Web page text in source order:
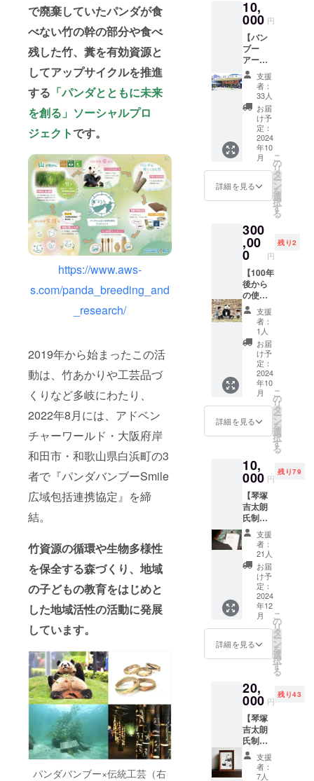
で廃棄していたパンダが食
べない竹の幹の部分や食べ
残した竹、糞を有効資源と
してアップサイクルを推進
する 「パンダとともに未来
を創る」ソーシャルプロ
ジェクトです。
https://www.aws-
s.com/panda_breeding_and
_research/
2019年から始まったこの活
動は、竹あかりや工芸品づ
くりなど多岐にわたり、
2022年8月には、アドベン
チャーワールド・大阪府岸
和田市・和歌山県白浜町の3
者で『パンダバンブーSmile
広域包括連携協定』を締
結。
竹資源の循環や生物多様性
を保全する森づくり、地域
の子どもの教育をはじめと
した地域活性の活動に発展
しています。
パンダバンブー×伝統工芸（右
当日特
別入園
主催
者）
②イベ
ント実
施権 ・
支援者
様の交
通費や
滞在費
は各自
でご負
担くだ
さい。
・ご購
実施日
程調整
や企画
合わせ
を行う
流れと
なりま
す。 ・
音響機
材の使
用や物
品販売
の可否
は内容
により
ますの
で、ご
合わせ
くださ
い（飲
食物の
製造・
販売、
並びに
飲食物
の提供
を行う
ために
は、法
令上の
業務資
格・営
等が必
要にな
ます）
ジェク
ト2024
の完成
を共に
感じ、
普段の
パーク
では味
わえな
い特別
な時を
共に過
ごしま
しょ
う！ 場
所：ア
ドベン
間：
10:00-
17:00（
終日イ
ベント
を実施
予定、
パーク
内散策
可）
17:00〜
19:30（
支援者/
招待者
限定）
対象：1
名様/1
様も同
額とな
【特
典】※支
援者の
方限
定！ ①
当日特
別入園
チケッ
ト
②17:00
（閉園
後）か
らの関
係者限
への参
加権
（飲食
込み）
・支援
者様の
交通費
や滞在
10,
000 円
【バン
ブー
アート
を見に
行こ
う！
パーク
1dayチ
ケット
＋竹製
オリジ
ナル
チャー
ム】 完
成後の
アート
を体験
しに、
ぜひお
越しく
ださ
い！ ＜
特典＞
以下2点
を郵送
しま
す。 ・
アドベ
チャー
ワール
ド1day
入園チ
ケット
ブー
アート
プロ
ジェク
ト竹製
オリジ
ナル
チャー
支援1口
につ
き、入
園チ
ケット
を1枚お
送りし
ます（1
けま
す） ※
限：
2025年
9月30日
まで ※
転売・
換金・
支援
者：
33人
お届
け予
定：
2024
年10
月
詳細を見る
こ
の
リ
タ
ー
ン
を
選
択
す
る
300
,00
0 円
残り2
【100年
後から
の使者
「すみ
れ
（Smile
）」が
出張し
ます】
100年後
の豊か
な世界
から
「未来
のSmile
ダー」
として
やって
きた
ジャイ
アント
パンダ
キャラ
クター
の「す
みれ
（Smile
）」が
出張し
ます！
企業イ
ベン
念日
等、盛
たい
シーン
にお呼
び出し
くださ
い。 本
支援
者：
1人
お届
け予
定：
2024
年10
月
詳細を見る
こ
の
リ
タ
ー
ン
を
選
択
す
る
10,
000 円
残り79
【琴塚
吉太朗
氏制作
中の良
浜描画
作品のT
シャ
ツ】 現
在アド
ベン
チャー
ワール
ドで制
作され
てい
として
活躍す
る琴塚
吉太朗
さんの
「良
浜」の
描画作
品が完
支援
者：
21人
お届
け予
定：
2024
年12
月
詳細を見る
こ
の
リ
タ
ー
ン
を
選
択
す
る
20,
000 円
残り43
【琴塚
吉太朗
氏制作
のパン
ダラフ
イラス
支援
者：
7人